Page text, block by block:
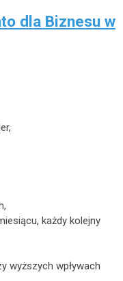
dla Biznesu w
każdy kolejny
wyższych wpływach